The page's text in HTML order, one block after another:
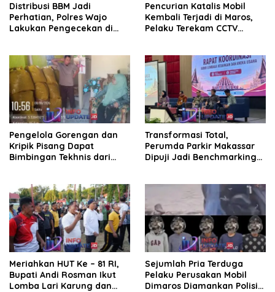
Distribusi BBM Jadi
Perhatian, Polres Wajo
Lakukan Pengecekan di
Pencurian Katalis Mobil
Kembali Terjadi di Maros,
Pelaku Terekam CCTV
Pengelola Gorengan dan
Kripik Pisang Dapat
Bimbingan Tekhnis dari
Transformasi Total,
Perumda Parkir Makassar
Dipuji Jadi Benchmarking
Meriahkan HUT Ke – 81 RI,
Bupati Andi Rosman Ikut
Lomba Lari Karung dan
Sejumlah Pria Terduga
Pelaku Perusakan Mobil
Dimaros Diamankan Polisi.